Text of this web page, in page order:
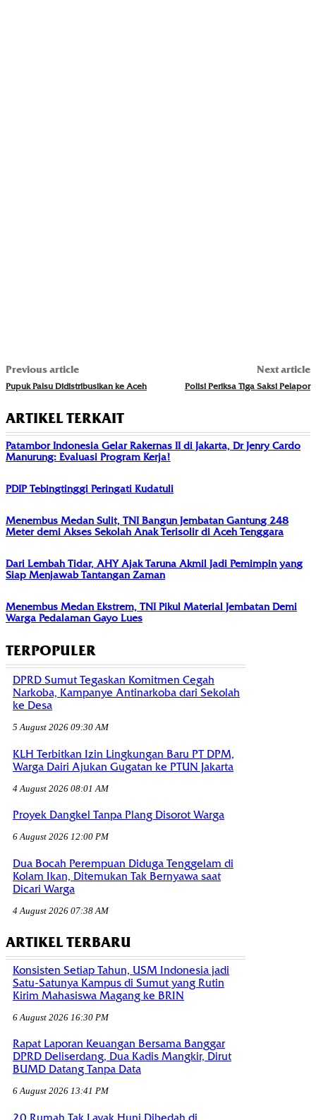
Previous article
Pupuk Palsu Didistribusikan ke Aceh
Next article
Polisi Periksa Tiga Saksi Pelapor
ARTIKEL TERKAIT
Patambor Indonesia Gelar Rakernas II di Jakarta, Dr Jenry Cardo
Manurung: Evaluasi Program Kerja!
PDIP Tebingtinggi Peringati Kudatuli
Menembus Medan Sulit, TNI Bangun Jembatan Gantung 248
Meter demi Akses Sekolah Anak Terisolir di Aceh Tenggara
Dari Lembah Tidar, AHY Ajak Taruna Akmil Jadi Pemimpin yang
Siap Menjawab Tantangan Zaman
Menembus Medan Ekstrem, TNI Pikul Material Jembatan Demi
Warga Pedalaman Gayo Lues
TERPOPULER
DPRD Sumut Tegaskan Komitmen Cegah
Narkoba, Kampanye Antinarkoba dari Sekolah
ke Desa
5 August 2026 09:30 AM
KLH Terbitkan Izin Lingkungan Baru PT DPM,
Warga Dairi Ajukan Gugatan ke PTUN Jakarta
4 August 2026 08:01 AM
Proyek Dangkel Tanpa Plang Disorot Warga
6 August 2026 12:00 PM
Dua Bocah Perempuan Diduga Tenggelam di
Kolam Ikan, Ditemukan Tak Bernyawa saat
Dicari Warga
4 August 2026 07:38 AM
ARTIKEL TERBARU
Konsisten Setiap Tahun, USM Indonesia jadi
Satu-Satunya Kampus di Sumut yang Rutin
Kirim Mahasiswa Magang ke BRIN
6 August 2026 16:30 PM
Rapat Laporan Keuangan Bersama Banggar
DPRD Deliserdang, Dua Kadis Mangkir, Dirut
BUMD Datang Tanpa Data
6 August 2026 13:41 PM